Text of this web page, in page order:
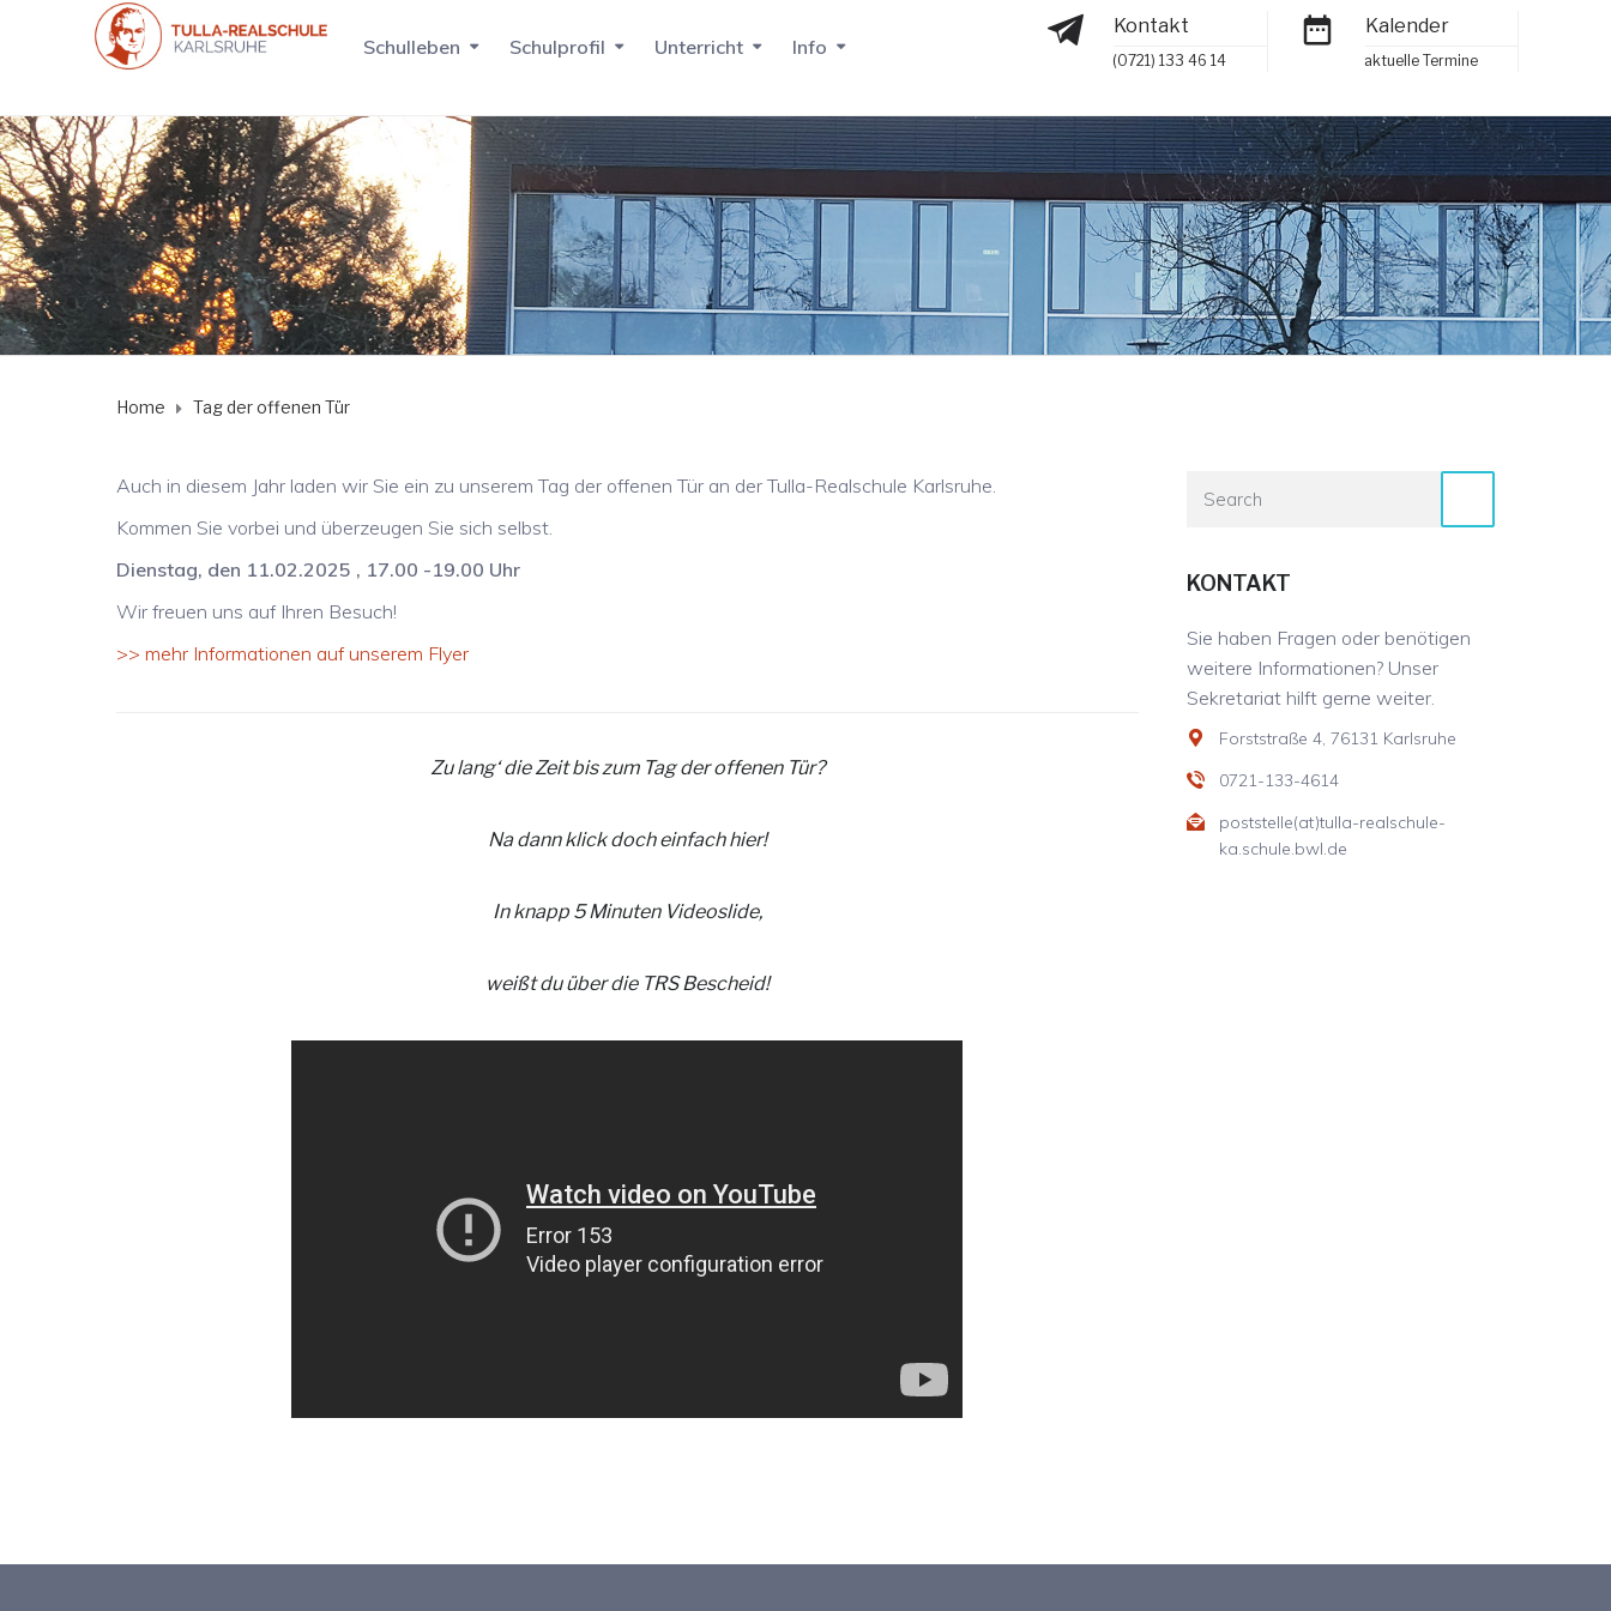
Schulleben Schulprofil Unterricht Info
Kontakt
(0721) 133 46 14
Kalender
aktuelle Termine
Home Tag der offenen Tür
Auch in diesem Jahr laden wir Sie ein zu unserem Tag der offenen Tür an der Tulla-Realschule Karlsruhe.
Kommen Sie vorbei und überzeugen Sie sich selbst.
Dienstag, den 11.02.2025 , 17.00 -19.00 Uhr
Wir freuen uns auf Ihren Besuch!
>> mehr Informationen auf unserem Flyer
Zu lang‘ die Zeit bis zum Tag der offenen Tür?
Na dann klick doch einfach hier!
In knapp 5 Minuten Videoslide,
weißt du über die TRS Bescheid!
KONTAKT
Sie haben Fragen oder benötigen
weitere Informationen? Unser
Sekretariat hilft gerne weiter.
Forststraße 4, 76131 Karlsruhe
0721-133-4614
poststelle(at)tulla-realschule-
ka.schule.bwl.de